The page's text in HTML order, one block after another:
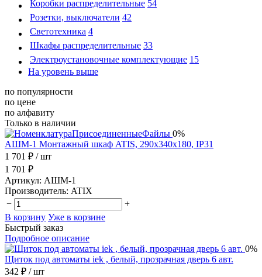
Коробки распределительные 54
Розетки, выключатели 42
Светотехника 4
Шкафы распределительные 33
Электроустановочные комплектующие 15
На уровень выше
по популярности
по цене
по алфавиту
Только в наличии
0%
АШМ-1 Монтажный шкаф ATIS, 290х340х180, IP31
1 701 ₽ / шт
1 701 ₽
Артикул: АШМ-1
Производитель: ATIX
−
+
В корзину Уже в корзине
Быстрый заказ
Подробное описание
0%
Щиток под автоматы iek , белый, прозрачная дверь 6 авт.
342 ₽ / шт